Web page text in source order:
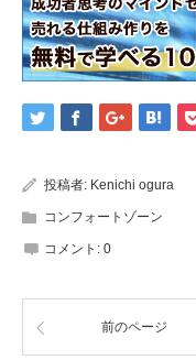
投稿者: Kenichi ogura
コンフォートゾーン
コメント: 0
前のページ